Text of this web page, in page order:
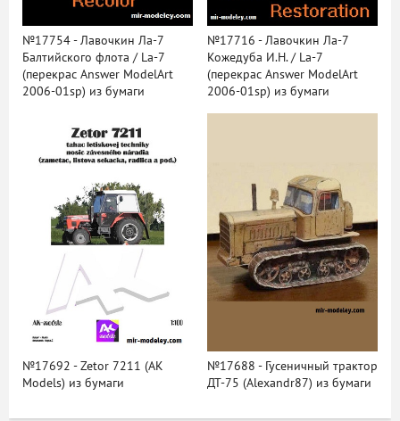
№17754 - Лавочкин Ла-7
Балтийского флота / La-7
(перекрас Answer ModelArt
2006-01sp) из бумаги
№17716 - Лавочкин Ла-7
Кожедуба И.Н. / La-7
(перекрас Answer ModelArt
2006-01sp) из бумаги
№17692 - Zetor 7211 (AK
Models) из бумаги
№17688 - Гусеничный трактор
ДТ-75 (Alexandr87) из бумаги